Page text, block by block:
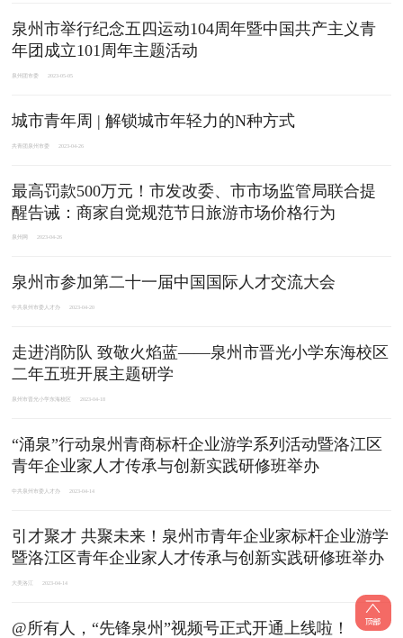
泉州市举行纪念五四运动104周年暨中国共产主义青
年团成立101周年主题活动
泉州团市委 2023-05-05
城市青年周 | 解锁城市年轻力的N种方式
共青团泉州市委 2023-04-26
最高罚款500万元！市发改委、市市场监管局联合提
醒告诫：商家自觉规范节日旅游市场价格行为
泉州网 2023-04-26
泉州市参加第二十一届中国国际人才交流大会
中共泉州市委人才办 2023-04-20
走进消防队 致敬火焰蓝——泉州市晋光小学东海校区
二年五班开展主题研学
泉州市晋光小学东海校区 2023-04-18
“涌泉”行动泉州青商标杆企业游学系列活动暨洛江区
青年企业家人才传承与创新实践研修班举办
中共泉州市委人才办 2023-04-14
引才聚才 共聚未来！泉州市青年企业家标杆企业游学
暨洛江区青年企业家人才传承与创新实践研修班举办
大美洛江 2023-04-14
@所有人，“先锋泉州”视频号正式开通上线啦！